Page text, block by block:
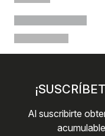
Al suscribirte